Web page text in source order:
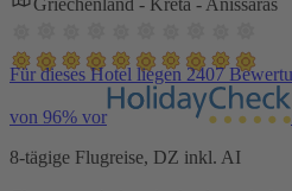
Für dieses Hotel liegen 2407
von 96% vor
8-tägige Flugreise, DZ inkl. AI